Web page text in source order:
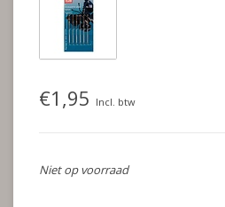
€1,95 Incl. btw
Niet op voorraad